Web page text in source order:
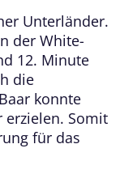
Unterländer.
der White-
12. Minute
die
konnte
erzielen. Somit
für das